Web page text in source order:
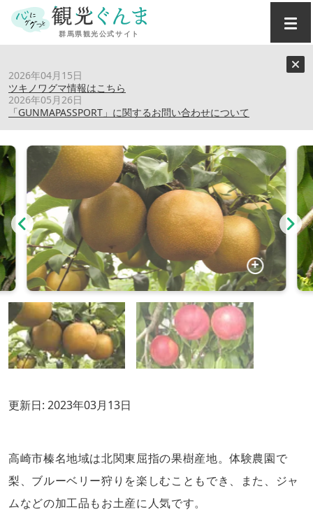
2026年04月15日
ツキノワグマ情報はこちら
2026年05月26日
「GUNMAPASSPORT」に関するお問い合わせについて
フルーツ狩り(高崎市)
更新日: 2023年03月13日
高崎市榛名地域は北関東屈指の果樹産地。体験農園で
梨、ブルーベリー狩りを楽しむこともでき、また、ジャ
ムなどの加工品もお土産に人気です。